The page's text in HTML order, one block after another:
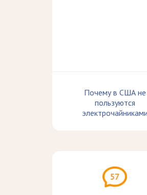
Почему в США не
пользуются
электрочайниками
57